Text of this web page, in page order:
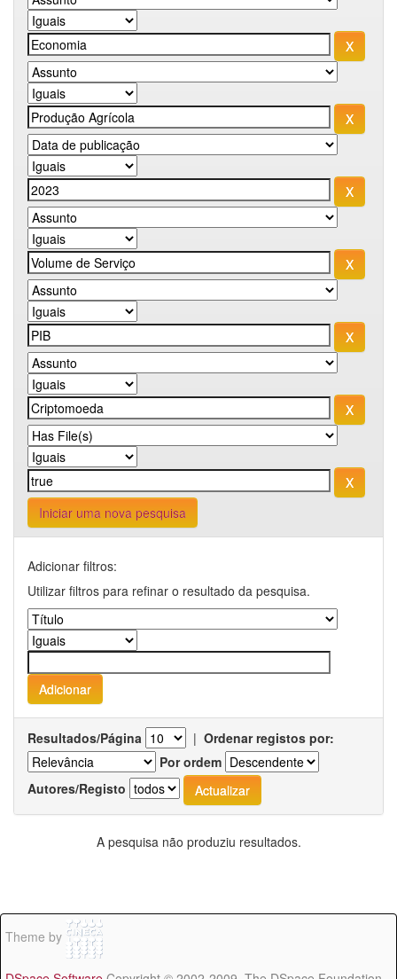
Iniciar uma nova pesquisa
Adicionar filtros:
Utilizar filtros para refinar o resultado da pesquisa.
Resultados/Página | Ordenar registos por:
Por ordem
Autores/Registo
A pesquisa não produziu resultados.
Theme by